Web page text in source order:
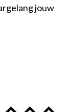
jouw